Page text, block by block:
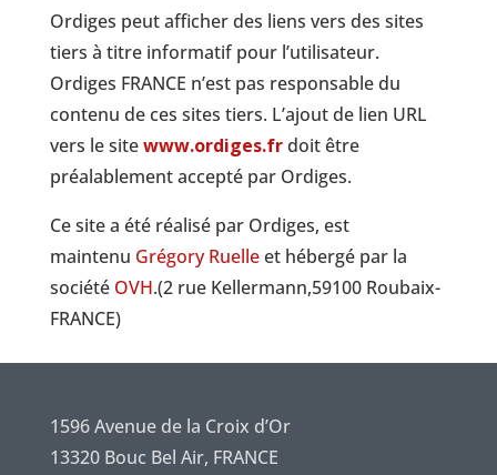
Ordiges peut afficher des liens vers des sites
tiers à titre informatif pour l’utilisateur.
Ordiges FRANCE n’est pas responsable du
contenu de ces sites tiers. L’ajout de lien URL
vers le sitewww.ordiges.frdoit être
préalablement accepté par Ordiges.
Ce site a été réalisé par Ordiges, est
maintenu Grégory Ruelleet hébergé par la
société OVH.(2 rue Kellermann,59100 Roubaix-
FRANCE)
1596 Avenue de la Croix d’Or
13320 Bouc Bel Air, FRANCE